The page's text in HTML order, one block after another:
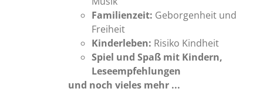
Familienzeit: Geborgenheit und
Freiheit
Kinderleben: Risiko Kindheit
Spiel und Spaß mit Kindern,
Leseempfehlungen
und noch vieles mehr ...